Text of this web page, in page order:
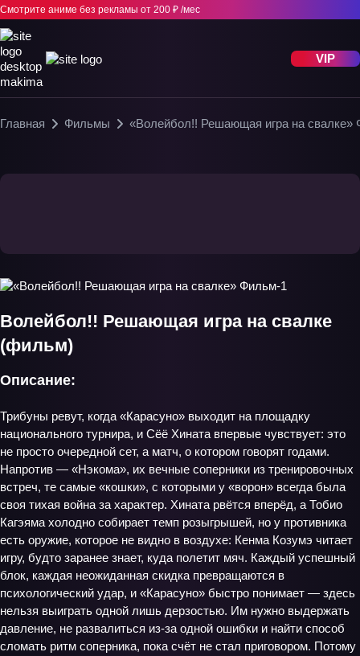
Смотрите аниме без рекламы от 200 ₽ /мес
VIP
Главная Фильмы «Волейбол!! Решающая игра на свалке»
Волейбол!! Решающая игра на свалке
(фильм)
Описание:
Трибуны ревут, когда «Карасуно» выходит на площадку
национального турнира, и Сёё Хината впервые чувствует: это
не просто очередной сет, а матч, о котором говорят годами.
Напротив — «Нэкома», их вечные соперники из тренировочных
встреч, те самые «кошки», с которыми у «ворон» всегда была
своя тихая война за характер. Хината рвётся вперёд, а Тобио
Кагэяма холодно собирает темп розыгрышей, но у противника
есть оружие, которое не видно в воздухе: Кенма Козумэ читает
игру, будто заранее знает, куда полетит мяч. Каждый успешный
блок, каждая неожиданная скидка превращаются в
психологический удар, и «Карасуно» быстро понимает — здесь
нельзя выиграть одной лишь дерзостью. Им нужно выдержать
давление, не развалиться из‑за одной ошибки и найти способ
сломать ритм соперника, пока счёт не стал приговором. Потому